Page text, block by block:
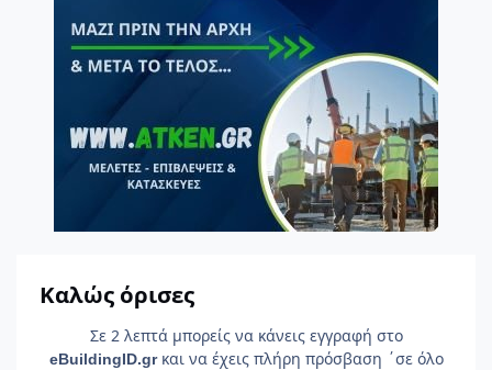
Καλώς όρισες
Σε 2 λεπτά μπορείς να κάνεις εγγραφή στο
eBuildingID.gr και να έχεις πλήρη πρόσβαση ΄σε όλο